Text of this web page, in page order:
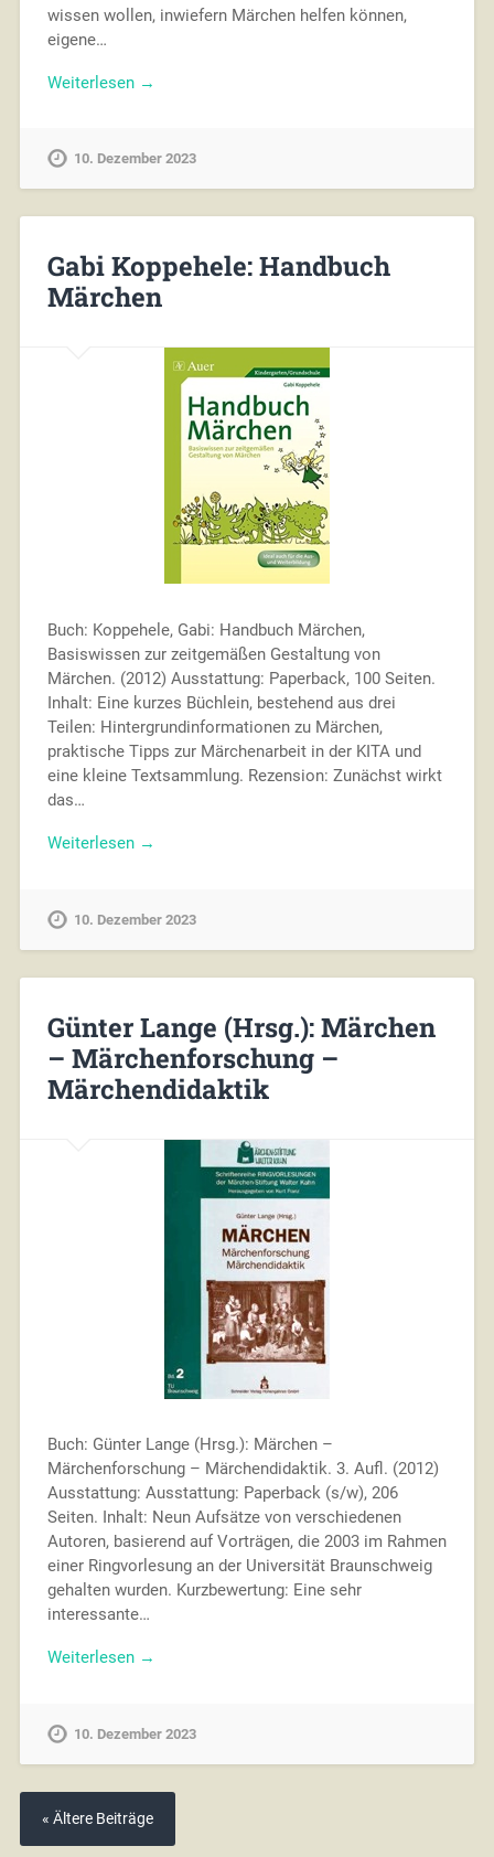
wissen wollen, inwiefern Märchen helfen können,
eigene…
Weiterlesen →
10. Dezember 2023
Gabi Koppehele: Handbuch
Märchen
Buch: Koppehele, Gabi: Handbuch Märchen,
Basiswissen zur zeitgemäßen Gestaltung von
Märchen. (2012) Ausstattung: Paperback, 100 Seiten.
Inhalt: Eine kurzes Büchlein, bestehend aus drei
Teilen: Hintergrundinformationen zu Märchen,
praktische Tipps zur Märchenarbeit in der KITA und
eine kleine Textsammlung. Rezension: Zunächst wirkt
das…
Weiterlesen →
10. Dezember 2023
Günter Lange (Hrsg.): Märchen
– Märchenforschung –
Märchendidaktik
Buch: Günter Lange (Hrsg.): Märchen –
Märchenforschung – Märchendidaktik. 3. Aufl. (2012)
Ausstattung: Ausstattung: Paperback (s/w), 206
Seiten. Inhalt: Neun Aufsätze von verschiedenen
Autoren, basierend auf Vorträgen, die 2003 im Rahmen
einer Ringvorlesung an der Universität Braunschweig
gehalten wurden. Kurzbewertung: Eine sehr
interessante…
Weiterlesen →
10. Dezember 2023
« Ältere Beiträge